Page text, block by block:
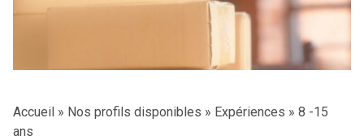
Accueil » Nos profils disponibles » Expériences » 8 -15
ans